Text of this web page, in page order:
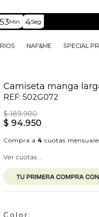
53Min 2Seg
NAF&ME SPECIAL
Camiseta manga
REF:502G072
$ 189.900
$ 94.950
Compra a4 cuotas
Ver cuotas ...